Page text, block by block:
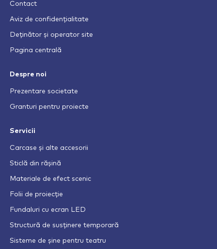
Contact
Aviz de confidențialitate
Deținător și operator site
Pagina centrală
Despre noi
Prezentare societate
Granturi pentru proiecte
Servicii
Carcase și alte accesorii
Sticlă din rășină
Materiale de efect scenic
Folii de proiecție
Fundaluri cu ecran LED
Structură de susținere temporară
Sisteme de șine pentru teatru